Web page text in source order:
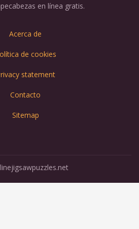
en línea gratis.
Acerca de
de cookies
statement
Contacto
Sitemap